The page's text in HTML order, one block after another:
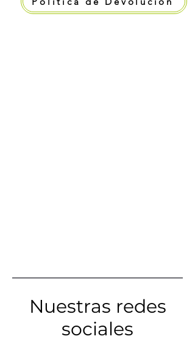
Nuestras redes
sociales